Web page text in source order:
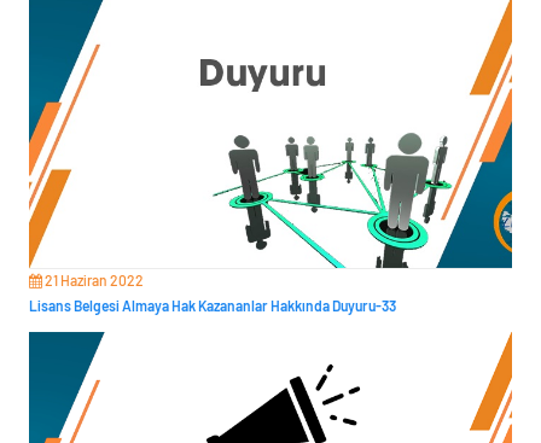
21 Haziran 2022
Lisans Belgesi Almaya Hak Kazananlar Hakkında Duyuru-33